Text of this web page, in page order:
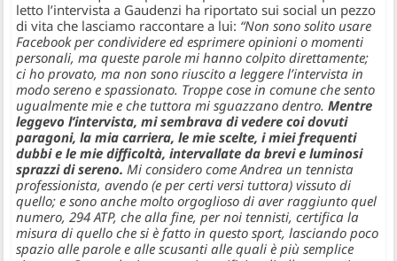
letto l’intervista a Gaudenzi ha riportato sui social un pezzo
di vita che lasciamo raccontare a lui: “Non sono solito usare
Facebook per condividere ed esprimere opinioni o momenti
personali, ma queste parole mi hanno colpito direttamente;
ci ho provato, ma non sono riuscito a leggere l’intervista in
modo sereno e spassionato. Troppe cose in comune che sento
ugualmente mie e che tuttora mi sguazzano dentro.Mentre
leggevo l’intervista, mi sembrava di vedere coi dovuti
paragoni, la mia carriera, le mie scelte, i miei frequenti
dubbi e le mie difficoltà, intervallate da brevi e luminosi
sprazzi di sereno. Mi considero come Andrea un tennista
professionista, avendo (e per certi versi tuttora) vissuto di
quello; e sono anche molto orgoglioso di aver raggiunto quel
numero, 294 ATP, che alla fine, per noi tennisti, certifica la
misura di quello che si è fatto in questo sport, lasciando poco
spazio alle parole e alle scusanti alle quali è più semplice